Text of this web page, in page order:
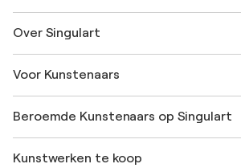
Verzenden
SINGULART Cadeaubon
Neem deel aan ons handelsprogramma
Mijn Account
+31 20 241 4758
Over Singulart
Veelgestelde Vragen
Singulart Magazine
Werken bij SINGULART
Ontdek gecureerde originele kunst
Voor Kunstenaars
Inloggen als Artiest
Beroemde Kunstenaars op Singulart
Marc Chagall
Kunstwerken te koop